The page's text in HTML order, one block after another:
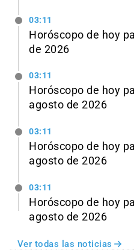
03:11
Horóscopo de hoy
de 2026
03:11
Horóscopo de hoy
agosto de 2026
03:11
Horóscopo de hoy
agosto de 2026
03:11
Horóscopo de hoy
agosto de 2026
Ver todas las noticias